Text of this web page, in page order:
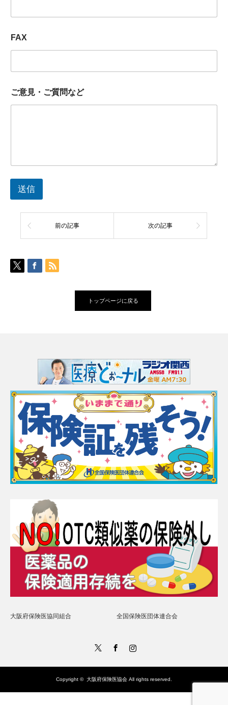
属
団
方
法
*
FAX
ご意見・ご質問など
送信
前の記事 次の記事
トップページに戻る
大阪府保険医協同組合 全国保険医団体連合会
Instagram
Copyright © 大阪府保険医協会 All rights reserved.